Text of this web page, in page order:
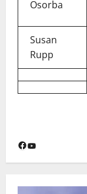
Osorba
Susan
Rupp
Facebook
YouTube